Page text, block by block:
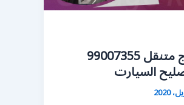
كراج الري | كراج متنقل 99007355
السيارت